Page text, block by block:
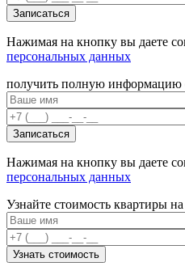
Нажимая на кнопку вы даете
персональных данных
получить полную информацию
Нажимая на кнопку вы даете
персональных данных
Узнайте стоимость квартиры на